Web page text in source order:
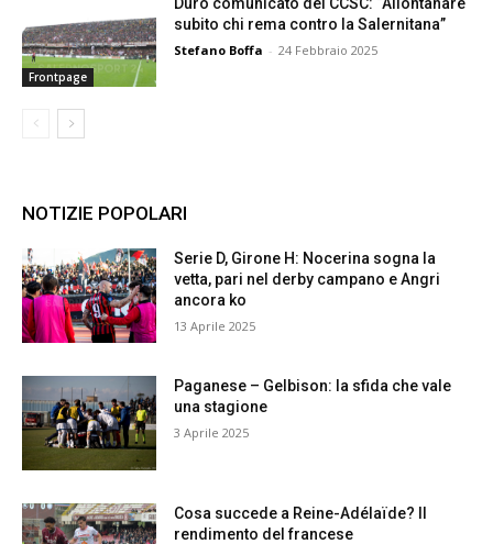
Frontpage
subito chi rema contro la Salernitana”
Stefano Boffa - 24 Febbraio 2025
NOTIZIE POPOLARI
Serie D, Girone H: Nocerina sogna la
vetta, pari nel derby campano e Angri
ancora ko
13 Aprile 2025
Paganese – Gelbison: la sfida che vale
una stagione
3 Aprile 2025
Cosa succede a Reine-Adélaïde? Il
rendimento del francese